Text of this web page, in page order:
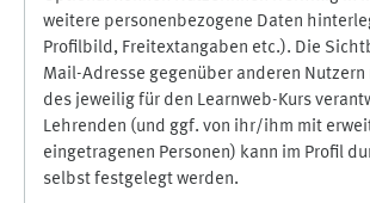
weitere personenbezogene Daten
Profilbild, Freitextangaben etc.). Die
Mail-Adresse gegenüber anderen Nutzern
des jeweilig für den Learnweb-Kurs
Lehrenden (und ggf. von ihr/ihm mit
eingetragenen Personen) kann im Profil
selbst festgelegt werden.